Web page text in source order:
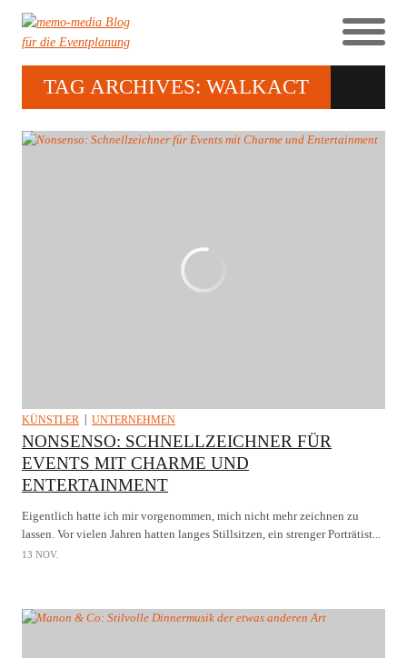
TAG ARCHIVES: WALKACT
KÜNSTLER UNTERNEHMEN
NONSENSO: SCHNELLZEICHNER FÜR
EVENTS MIT CHARME UND
ENTERTAINMENT
Eigentlich hatte ich mir vorgenommen, mich nicht mehr zeichnen zu
lassen. Vor vielen Jahren hatten langes Stillsitzen, ein strenger Porträtist...
13 NOV.